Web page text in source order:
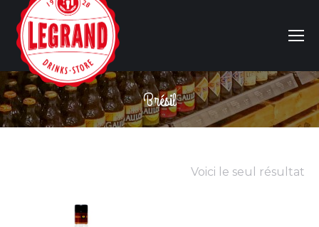
Brésil
Vous êtes ici :
Voici le seul résultat